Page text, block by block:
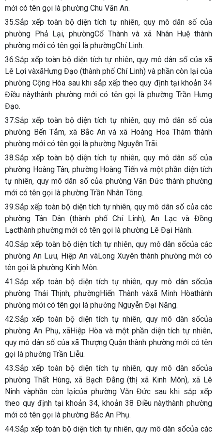
mới có tên gọi là phường Chu Văn An.
35.Sắp xếp toàn bộ diện tích tự nhiên, quy mô dân số của
phường Phả Lại, phườngCổ Thành và xã Nhân Huệ thành
phường mới có tên gọi là phườngChí Linh.
36.Sắp xếp toàn bộ diện tích tự nhiên, quy mô dân số của xã
Lê Lợi vàxãHưng Đạo (thành phố Chí Linh) và phần còn lại của
phường Cộng Hòa sau khi sắp xếp theo quy định tại khoản 34
Điều nàythành phường mới có tên gọi là phường Trần Hưng
Đạo.
37.Sắp xếp toàn bộ diện tích tự nhiên, quy mô dân số của
phường Bến Tắm, xã Bắc An và xã Hoàng Hoa Thám thành
phường mới có tên gọi là phường Nguyễn Trãi.
38.Sắp xếp toàn bộ diện tích tự nhiên, quy mô dân số của
phường Hoàng Tân, phường Hoàng Tiến và một phần diện tích
tự nhiên, quy mô dân số của phường Văn Đức thành phường
mới có tên gọi là phường Trần Nhân Tông.
39.Sắp xếp toàn bộ diện tích tự nhiên, quy mô dân số của các
phường Tân Dân (thành phố Chí Linh), An Lạc và Đồng
Lạcthành phường mới có tên gọi là phường Lê Đại Hành.
40.Sắp xếp toàn bộ diện tích tự nhiên, quy mô dân sốcủa các
phường An Lưu, Hiệp An vàLong Xuyên thành phường mới có
tên gọi là phường Kinh Môn.
41.Sắp xếp toàn bộ diện tích tự nhiên, quy mô dân sốcủa
phường Thái Thịnh, phườngHiến Thành vàxã Minh Hòathành
phường mới có tên gọi là phường Nguyễn Đại Năng.
42.Sắp xếp toàn bộ diện tích tự nhiên, quy mô dân sốcủa
phường An Phụ, xãHiệp Hòa và một phần diện tích tự nhiên,
quy mô dân số của xã Thượng Quận thành phường mới có tên
gọi là phường Trần Liễu.
43.Sắp xếp toàn bộ diện tích tự nhiên, quy mô dân sốcủa
phường Thất Hùng, xã Bạch Đằng (thị xã Kinh Môn), xã Lê
Ninh vàphần còn lạicủa phường Văn Đức sau khi sắp xếp
theo quy định tại khoản 34, khoản 38 Điều nàythành phường
mới có tên gọi là phường Bắc An Phụ.
44.Sắp xếp toàn bộ diện tích tự nhiên, quy mô dân sốcủa các